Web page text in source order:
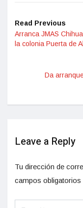
Read Previous
Arranca JMAS
la colonia Puerta de
Da
Leave a Reply
Tu dirección de
campos